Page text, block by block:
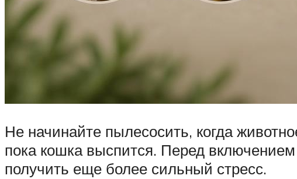
Не начинайте пылесосить, когда
пока кошка выспится. Перед
получить еще более сильный стресс.